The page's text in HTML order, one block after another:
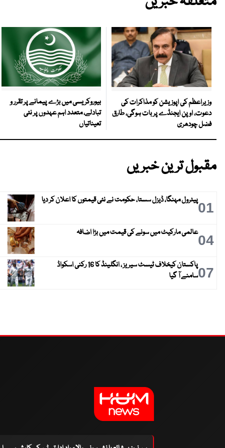
وزیراعظم کی اپوزیشن کو مذاکرات کی
دعوت، اوپن ایجنڈے پر بات ہوگی، طارق
فضل چودھری
بیوروکریسی میں بڑے پیمانے پر تقرر و
تبادلے، متعدد اہم عہدوں پر نئی
تعیناتیاں
مقبول ترین خبریں
01پیٹرول مہنگا، ڈیزل سستا، حکومت نے نئی قیمتوں کا اعلان کر دیا
04عالمی مارکیٹ میں سونے کی قیمت میں بڑا اضافہ
07
پاکستان کیخلاف ٹیسٹ سیریز ، انگلینڈ کا 16 رکنی اسکواڈ
سامنے آ گیا